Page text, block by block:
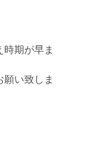
期が早ま
い致しま